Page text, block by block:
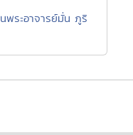
พระอาจารย์มั่น ภูริ